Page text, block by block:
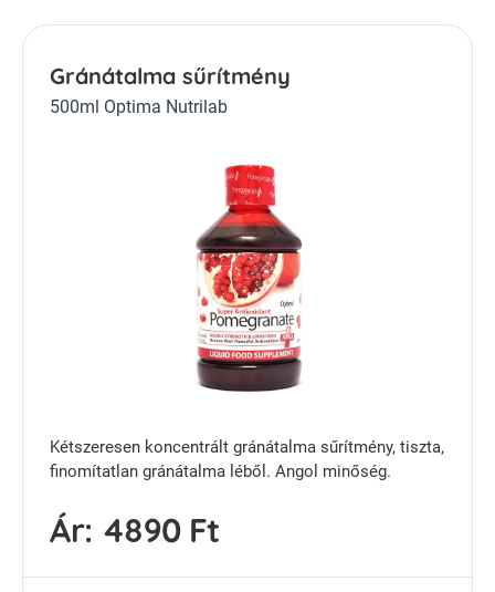
Gránátalma sűrítmény
500ml Optima Nutrilab
Kétszeresen koncentrált gránátalma sűrítmény, tiszta,
finomítatlan gránátalma léből. Angol minőség.
Ár: 4890 Ft